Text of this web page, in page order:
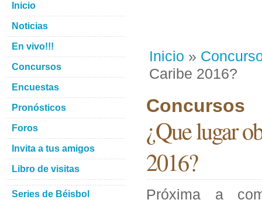
Inicio »
Caribe 2016?
Concursos
¿Que lugar
2016?
Próxima a
Inicio
Noticias
En vivo!!!
Concursos
Encuestas
Pronósticos
Foros
Invita a tus amigos
Libro de visitas
Series de Béisbol